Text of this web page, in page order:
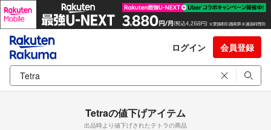
ログイン 会員登録
Tetraの値下げアイテム
出品時より値下げされたテトラの商品